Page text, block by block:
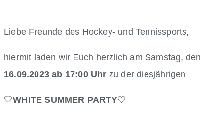
Liebe Freunde des Hockey- und Tennissports,
hiermit laden wir Euch herzlich am Samstag, den
16.09.2023 ab 17:00 Uhr zu der diesjährigen
🤍WHITE SUMMER PARTY🤍